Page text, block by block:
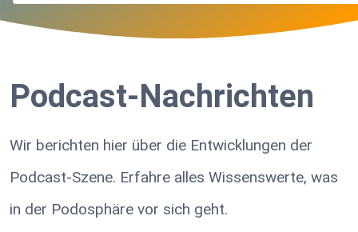
Podcast-Nachrichten
Wir berichten hier über die Entwicklungen der
Podcast-Szene. Erfahre alles Wissenswerte, was
in der Podosphäre vor sich geht.